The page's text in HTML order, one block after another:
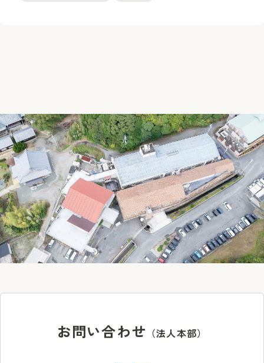
お問い合わせ （法人本部）